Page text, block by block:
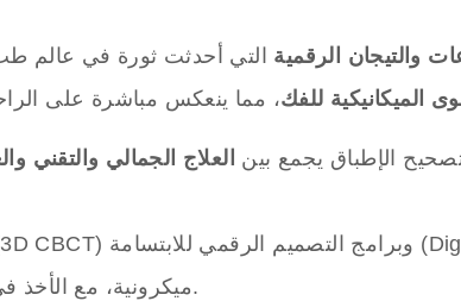
والتيجان الرقمية التي أحدثت ثورة في عالم
الميكانيكية للفك
الإطباق يجمع بين العلاج الجمالي والتقني
ميكرونية، مع الأخذ في الاعتبار شكل الفك، حركة العضلات، وحتى ملامح الوجه.